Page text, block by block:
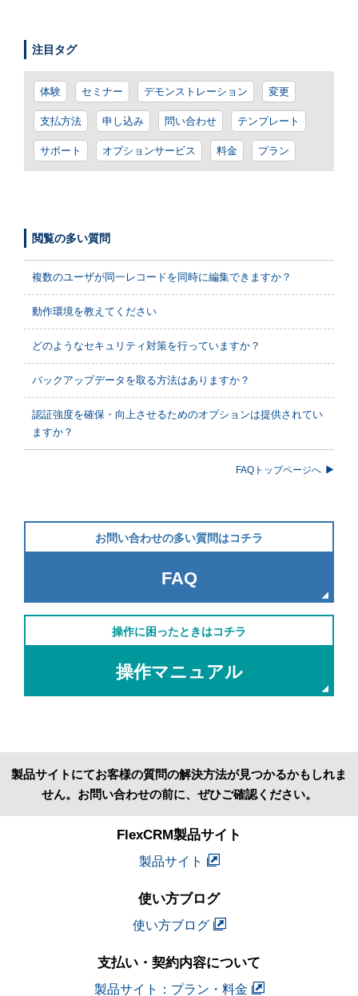
注目タグ
体験 セミナー デモンストレーション 変更
支払方法 申し込み 問い合わせ テンプレート
サポート オプションサービス 料金 プラン
閲覧の多い質問
複数のユーザが同一レコードを同時に編集できますか？
動作環境を教えてください
どのようなセキュリティ対策を行っていますか？
バックアップデータを取る方法はありますか？
認証強度を確保・向上させるためのオプションは提供されてい
ますか？
FAQトップページへ
お問い合わせの多い質問はコチラ
FAQ
操作に困ったときはコチラ
操作マニュアル
製品サイトにてお客様の質問の解決方法が見つかるかもしれま
せん。お問い合わせの前に、ぜひご確認ください。
FlexCRM製品サイト
製品サイト
使い方ブログ
使い方ブログ
支払い・契約内容について
製品サイト：プラン・料金